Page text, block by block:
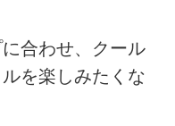
合わせ、クール
を楽しみたくな